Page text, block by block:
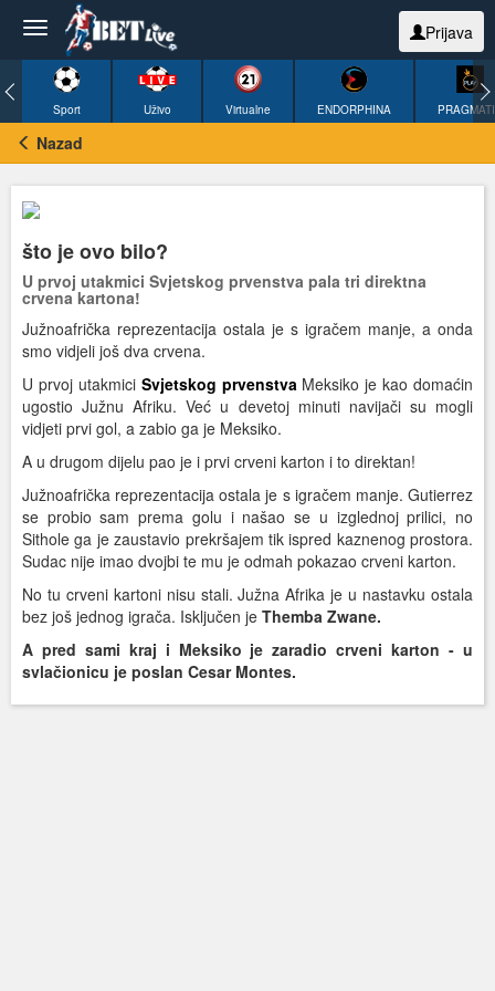
Prijava
Sport Uživo Virtualne ENDORPHINA
Nazad
što je ovo bilo?
U prvoj utakmici Svjetskog prvenstva pala tri direktna
crvena kartona!
Južnoafrička reprezentacija ostala je s igračem manje, a onda
smo vidjeli još dva crvena.
U prvoj utakmici Svjetskog prvenstva Meksiko je kao domaćin
ugostio Južnu Afriku. Već u devetoj minuti navijači su mogli
vidjeti prvi gol, a zabio ga je Meksiko.
A u drugom dijelu pao je i prvi crveni karton i to direktan!
Južnoafrička reprezentacija ostala je s igračem manje. Gutierrez
se probio sam prema golu i našao se u izglednoj prilici, no
Sithole ga je zaustavio prekršajem tik ispred kaznenog prostora.
Sudac nije imao dvojbi te mu je odmah pokazao crveni karton.
No tu crveni kartoni nisu stali. Južna Afrika je u nastavku ostala
bez još jednog igrača. Isključen je Themba Zwane.
A pred sami kraj i Meksiko je zaradio crveni karton - u
svlačionicu je poslan Cesar Montes.